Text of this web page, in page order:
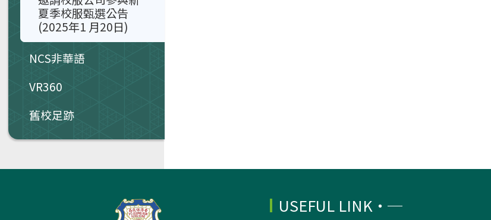
夏季校服甄選公告
(2025年1 月20日)
NCS非華語
VR360
舊校足跡
USEFUL LINK